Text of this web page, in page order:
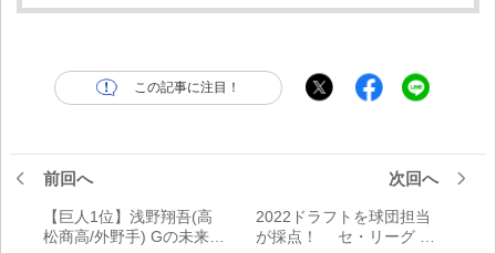
この記事に注目！
前回へ
【巨人1位】浅野翔吾(高
松商高/外野手) Gの未来を
次回へ
2022ドラフトを球団担当
が採点！ セ・リーグ 全